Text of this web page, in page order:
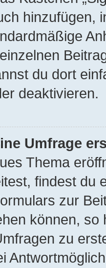
hinzufügen,
du dort
deaktivieren.
Umfrage
Thema
findest du
zur
können,
zu